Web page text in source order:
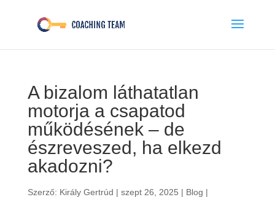
A bizalom láthatatlan
motorja a csapatod
működésének – de
észreveszed, ha elkezd
akadozni?
Szerző: Király Gertrúd | szept 26, 2025 | Blog |